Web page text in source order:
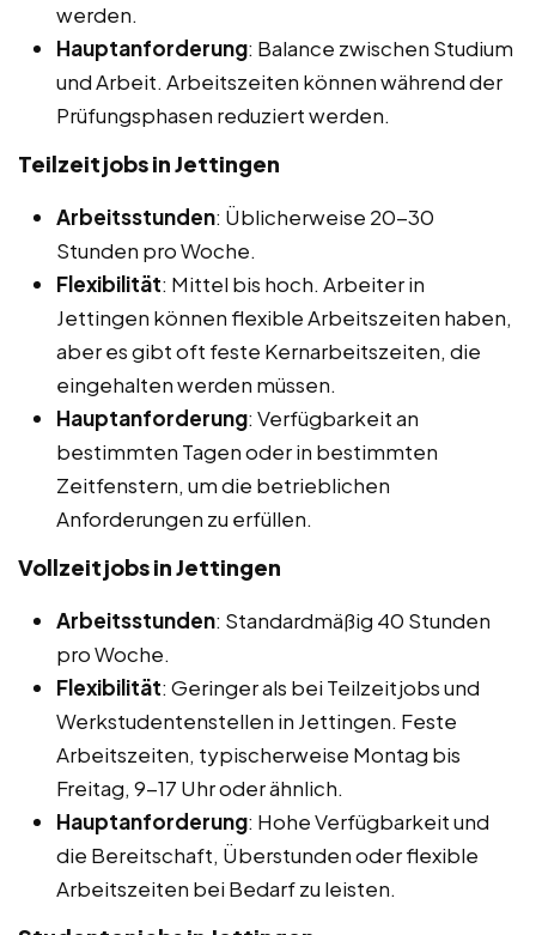
werden.
Hauptanforderung: Balance zwischen Studium
und Arbeit. Arbeitszeiten können während der
Prüfungsphasen reduziert werden.
Teilzeitjobs in Jettingen
Arbeitsstunden: Üblicherweise 20-30
Stunden pro Woche.
Flexibilität: Mittel bis hoch. Arbeiter in
Jettingen können flexible Arbeitszeiten haben,
aber es gibt oft feste Kernarbeitszeiten, die
eingehalten werden müssen.
Hauptanforderung: Verfügbarkeit an
bestimmten Tagen oder in bestimmten
Zeitfenstern, um die betrieblichen
Anforderungen zu erfüllen.
Vollzeitjobs in Jettingen
Arbeitsstunden: Standardmäßig 40 Stunden
pro Woche.
Flexibilität: Geringer als bei Teilzeitjobs und
Werkstudentenstellen in Jettingen. Feste
Arbeitszeiten, typischerweise Montag bis
Freitag, 9-17 Uhr oder ähnlich.
Hauptanforderung: Hohe Verfügbarkeit und
die Bereitschaft, Überstunden oder flexible
Arbeitszeiten bei Bedarf zu leisten.